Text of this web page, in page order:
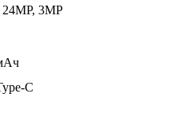
24MP, 3MP
C